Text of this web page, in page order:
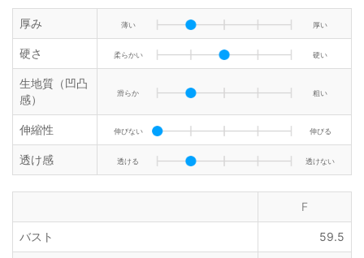
厚み 薄い 厚い
硬さ 柔らかい 硬い
生地質（凹凸
感）
滑らか 粗い
伸縮性 伸びない 伸びる
透け感 透ける 透けない
F
バスト 59.5